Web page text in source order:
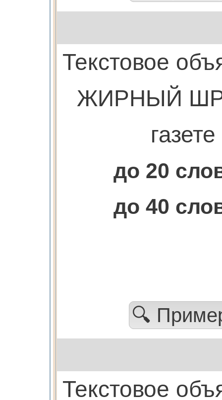
Текстовое
ЖИРНЫЙ
газете
до 20
до 40
🔍
Текстовое